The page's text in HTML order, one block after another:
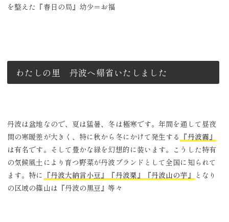
を整えた『春日の局』幼少＝お福
わたしの里 丹波へ帰省いたしました
丹波は盆地なので、夏は猛暑、冬は極寒です。年間を通して昼夜
間の寒暖差が大きく、特に秋から冬にかけて発生する 『丹波霧』
は有名です。そして豊かな緑を幻想的に装います。こうした特有
の気候風土により育つ野菜が丹波ブランドとして全国に知られて
ます。特に 『丹波大納言小豆』『丹波栗』『丹波山の芋』 となり
の区域の篠山は『丹波の黒豆』等々